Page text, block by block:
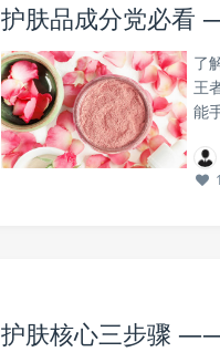
护肤品成分党必看
了
王
能
护肤核心三步骤